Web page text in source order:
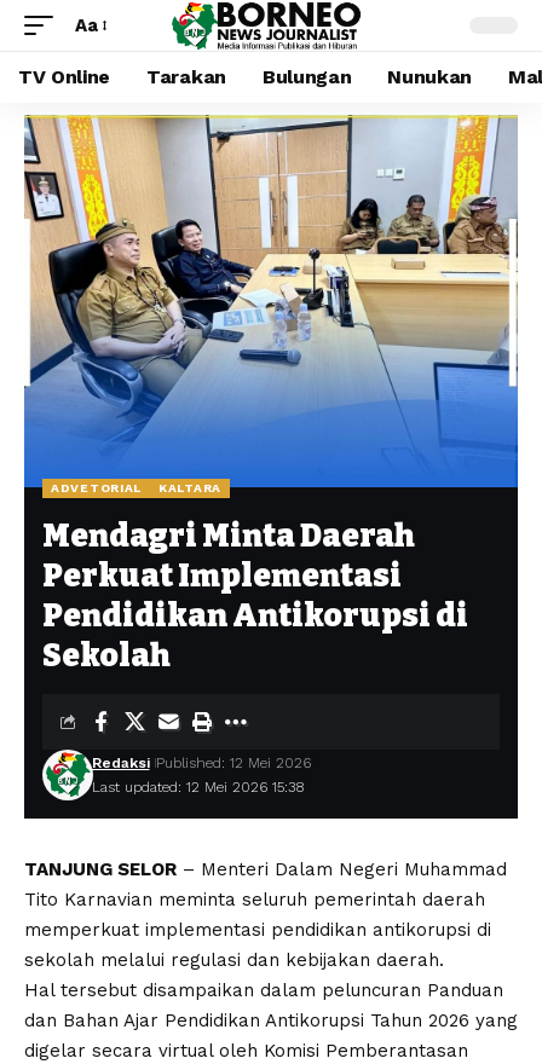
Aa
TV Online Tarakan Bulungan Nunukan
ADVETORIAL KALTARA
Mendagri Minta Daerah
Perkuat Implementasi
Pendidikan Antikorupsi di
Sekolah
Last updated: 12 Mei 2026 15:38
Redaksi Published: 12 Mei 2026
TANJUNG SELOR – Menteri Dalam Negeri Muhammad
Tito Karnavian meminta seluruh pemerintah daerah
memperkuat implementasi pendidikan antikorupsi di
sekolah melalui regulasi dan kebijakan daerah.
Hal tersebut disampaikan dalam peluncuran Panduan
dan Bahan Ajar Pendidikan Antikorupsi Tahun 2026 yang
digelar secara virtual oleh Komisi Pemberantasan